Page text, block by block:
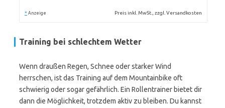
* Anzeige Preis inkl. MwSt., zzgl. Versandkosten
Training bei schlechtem Wetter
Wenn draußen Regen, Schnee oder starker Wind
herrschen, ist das Training auf dem Mountainbike oft
schwierig oder sogar gefährlich. Ein Rollentrainer bietet dir
dann die Möglichkeit, trotzdem aktiv zu bleiben. Du kannst